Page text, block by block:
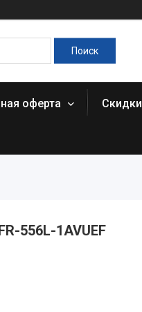
оферта
Скидки
556L-1AVUEF